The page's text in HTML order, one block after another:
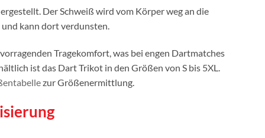
Der Schweiß wird vom Körper weg an die
kann dort verdunsten.
Tragekomfort, was bei engen Dartmatches
ist das Dart Trikot in den Größen von S bis 5XL.
zur Größenermittlung.